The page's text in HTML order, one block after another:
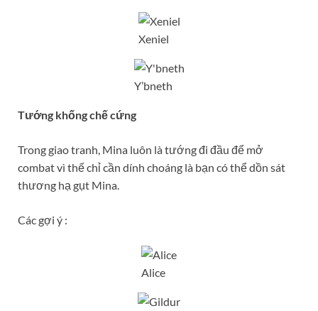
Xeniel
Y’bneth
Tướng khống chế cứng
Trong giao tranh, Mina luôn là tướng đi đầu để mở
combat vì thế chỉ cần dính choáng là bạn có thể dồn sát
thương hạ gụt Mina.
Các gợi ý :
Alice